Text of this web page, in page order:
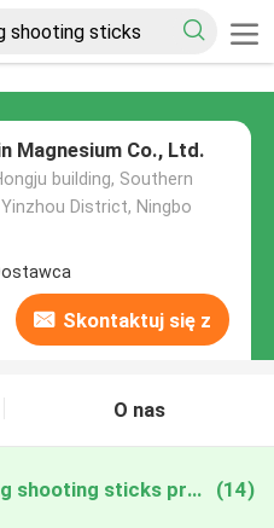
Magnesium Co., Ltd.
building, Southern
District, Ningbo
Skontaktuj się z
O nas
aluminium alloy hunting shooting sticks produkcja online (14)